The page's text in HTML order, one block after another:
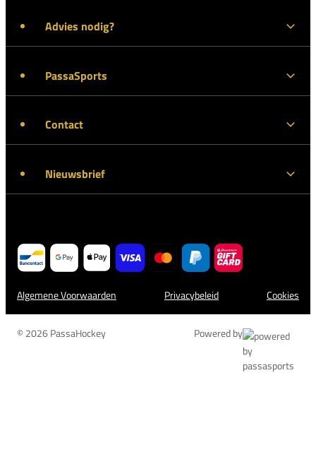
Advies nodig?
PassaSports
Contact
Nieuwsbrief
Algemene Voorwaarden Privacybeleid Cookies
© 2026 PassaHockey Powered by